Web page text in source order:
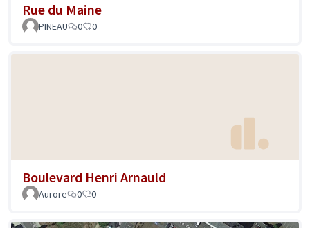
Rue du Maine
PINEAU 0 0
Boulevard Henri Arnauld
Aurore 0 0